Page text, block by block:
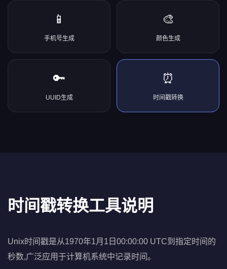
📱
手机号生成
🎨
颜色生成
🔑
UUID生成
⏰
时间戳转换
时间戳转换工具说明
Unix时间戳是从1970年1月1日00:00:00 UTC到指定时间的
秒数,广泛应用于计算机系统中记录时间。